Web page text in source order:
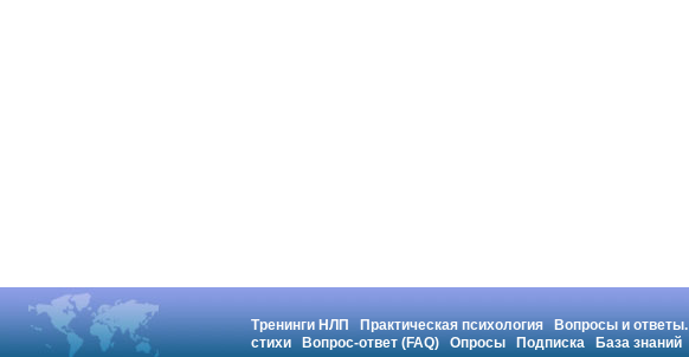
Тренинги НЛП Практическая психология Вопросы и ответы.
стихи
Вопрос-ответ (FAQ) Опросы Подписка База знаний